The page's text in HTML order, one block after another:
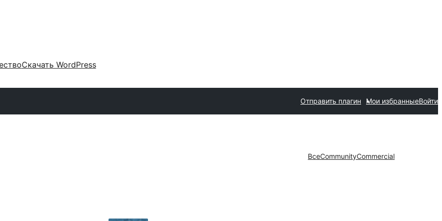
Скачать WordPress
Отправить плагин Мои избранныеВойти
ВсеCommunityCommercial